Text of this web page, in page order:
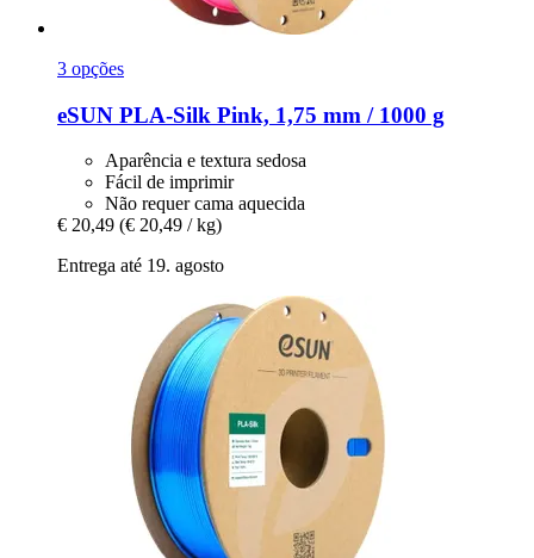
3 opções
eSUN PLA-​Silk Pink, 1,75 mm / 1000 g
Aparência e textura sedosa
Fácil de imprimir
Não requer cama aquecida
€ 20,49 (€ 20,49 / kg)
Entrega até 19. agosto